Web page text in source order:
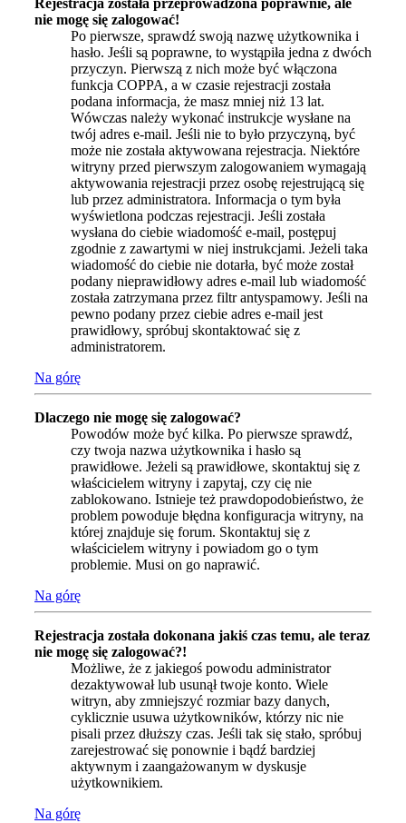
nie mogę się zalogować!
Po pierwsze, sprawdź swoją nazwę użytkownika i
hasło. Jeśli są poprawne, to wystąpiła jedna z dwóch
przyczyn. Pierwszą z nich może być włączona
funkcja COPPA, a w czasie rejestracji została
podana informacja, że masz mniej niż 13 lat.
Wówczas należy wykonać instrukcje wysłane na
twój adres e-mail. Jeśli nie to było przyczyną, być
może nie została aktywowana rejestracja. Niektóre
witryny przed pierwszym zalogowaniem wymagają
aktywowania rejestracji przez osobę rejestrującą się
lub przez administratora. Informacja o tym była
wyświetlona podczas rejestracji. Jeśli została
wysłana do ciebie wiadomość e-mail, postępuj
zgodnie z zawartymi w niej instrukcjami. Jeżeli taka
wiadomość do ciebie nie dotarła, być może został
podany nieprawidłowy adres e-mail lub wiadomość
została zatrzymana przez filtr antyspamowy. Jeśli na
pewno podany przez ciebie adres e-mail jest
prawidłowy, spróbuj skontaktować się z
administratorem.
Na górę
Dlaczego nie mogę się zalogować?
Powodów może być kilka. Po pierwsze sprawdź,
czy twoja nazwa użytkownika i hasło są
prawidłowe. Jeżeli są prawidłowe, skontaktuj się z
właścicielem witryny i zapytaj, czy cię nie
zablokowano. Istnieje też prawdopodobieństwo, że
problem powoduje błędna konfiguracja witryny, na
której znajduje się forum. Skontaktuj się z
właścicielem witryny i powiadom go o tym
problemie. Musi on go naprawić.
Na górę
Rejestracja została dokonana jakiś czas temu, ale teraz
nie mogę się zalogować?!
Możliwe, że z jakiegoś powodu administrator
dezaktywował lub usunął twoje konto. Wiele
witryn, aby zmniejszyć rozmiar bazy danych,
cyklicznie usuwa użytkowników, którzy nic nie
pisali przez dłuższy czas. Jeśli tak się stało, spróbuj
zarejestrować się ponownie i bądź bardziej
aktywnym i zaangażowanym w dyskusje
użytkownikiem.
Na górę